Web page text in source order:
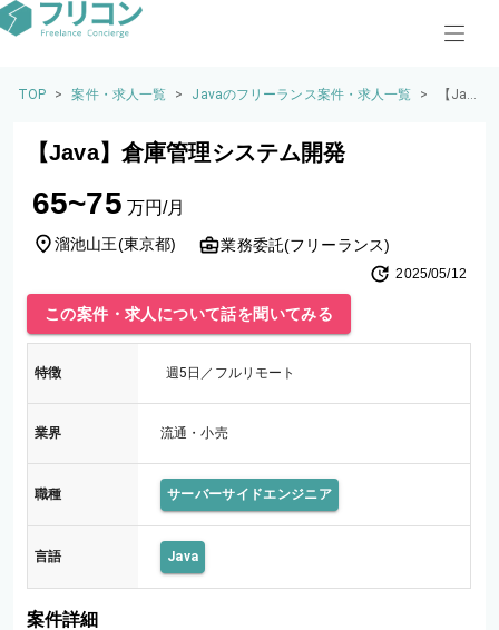
TOP > 案件・求人一覧 > Javaのフリーランス案件・求人一覧 >
【Jav
【Java】倉庫管理システム開発
65~75 万円/月
溜池山王(東京都) 業務委託(フリーランス)
2025/05/12
この案件・求人について話を聞いてみる
特徴 週5日／フルリモート
業界 流通・小売
職種 サーバーサイドエンジニア
言語 Java
案件詳細